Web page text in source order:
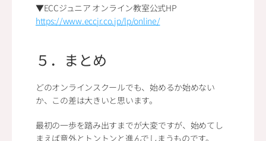
▼ECCジュニア オンライン教室公式HP
https://www.eccjr.co.jp/lp/online/
５．まとめ
どのオンラインスクールでも、始めるか始めない
か、この差は大きいと思います。
最初の一歩を踏み出すまでが大変ですが、始めてし
まえば意外とトントンと進んでしまうものです。